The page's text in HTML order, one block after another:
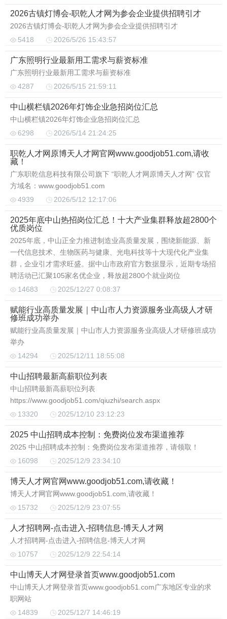
2026古镇灯博会-职乾人才网为参会企业提供招聘引才
2026古镇灯博会-职乾人才网为参会企业提供招聘引才
5418
2026/5/26 15:43:57
广东照明行业最新用工需求与薪资标准
广东照明行业最新用工需求与薪资标准
4287
2026/5/15 21:59:11
中山横栏镇2026年灯饰企业急招岗位汇总
中山横栏镇2026年灯饰企业急招岗位汇总
6298
2026/5/14 21:24:25
职乾人才网原博天人才网官网www.goodjob51.com,请收
藏！
广东职乾信息科技有限公司旗下 “职乾人才网原博天人才网” 仅官
方域名：www.goodjob51.com
4939
2026/5/12 12:17:06
2025年底中山热招岗位汇总！十大产业集群释放超2800个
优质岗位
2025年底，中山正全力推进制造业高质量发展，围绕新能源、新
一代信息技术、生物医药与健康、光电科技等十大现代化产业集
群，企业引才需求旺盛。据中山市政府官方数据显示，近期专场招
聘活动已汇聚105家名优企业，释放超2800个就业岗位
14683
2025/12/27 0:08:37
赋能行业高质量发展｜中山市人力资源服务业高级人才研
修班成功举办
赋能行业高质量发展｜中山市人力资源服务业高级人才研修班成功
举办
14294
2025/12/11 18:55:08
中山招聘最新高薪职位列表
中山招聘最新高薪职位列表
https://www.goodjob51.com/qiuzhi/search.aspx
13320
2025/12/10 23:12:23
2025 中山招聘成本控制：免费岗位发布渠道推荐
2025 中山招聘成本控制：免费岗位发布渠道推荐，请领取！
16098
2025/12/9 23:34:10
博天人才网官网www.goodjob51.com,请收藏！
博天人才网官网www.goodjob51.com,请收藏！
15732
2025/12/9 23:07:55
人才招聘网-点击进入-招聘信息-博天人才网
人才招聘网-点击进入-招聘信息-博天人才网
10757
2025/12/9 22:54:14
中山博天人才网登录首页www.goodjob51.com
中山博天人才网登录首页www.goodjob51.com广东地区专业的求
职网站
14839
2025/12/7 14:46:19